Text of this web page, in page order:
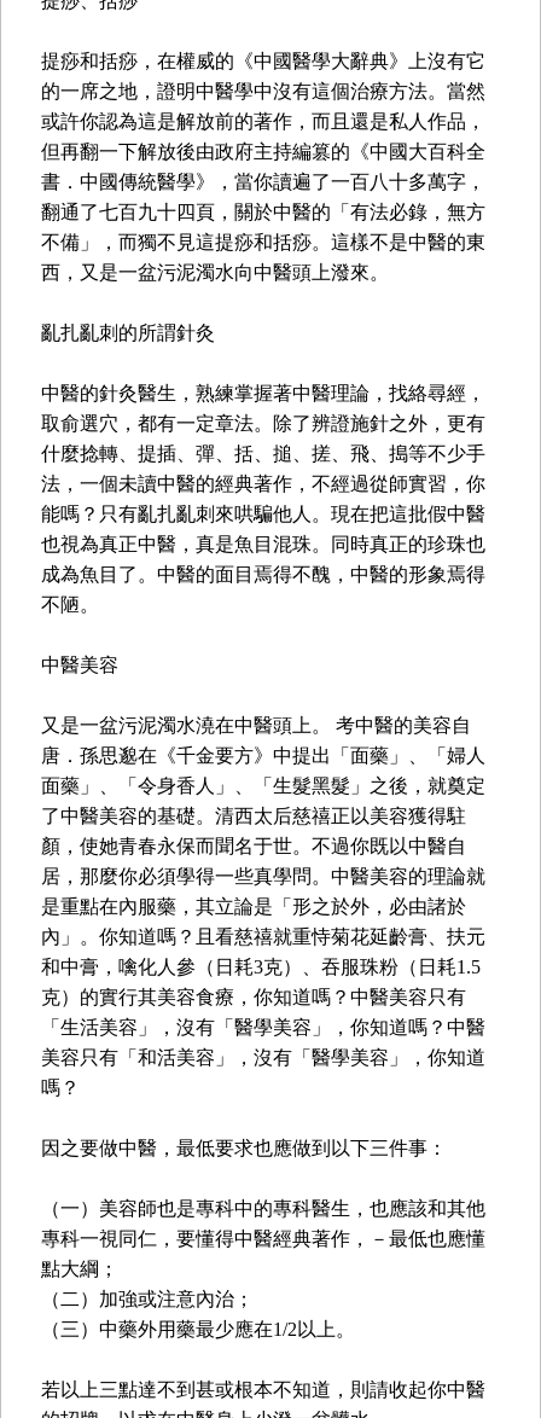
提痧和括痧，在權威的《中國醫學大辭典》上沒有它
的一席之地，證明中醫學中沒有這個治療方法。當然
或許你認為這是解放前的著作，而且還是私人作品，
但再翻一下解放後由政府主持編篡的《中國大百科全
書．中國傳統醫學》，當你讀遍了一百八十多萬字，
翻通了七百九十四頁，關於中醫的「有法必錄，無方
不備」，而獨不見這提痧和括痧。這樣不是中醫的東
西，又是一盆污泥濁水向中醫頭上潑來。
亂扎亂刺的所謂針灸
中醫的針灸醫生，熟練掌握著中醫理論，找絡尋經，
取俞選穴，都有一定章法。除了辨證施針之外，更有
什麼捻轉、提插、彈、括、搥、搓、飛、搗等不少手
法，一個未讀中醫的經典著作，不經過從師實習，你
能嗎？只有亂扎亂刺來哄騙他人。現在把這批假中醫
也視為真正中醫，真是魚目混珠。同時真正的珍珠也
成為魚目了。中醫的面目焉得不醜，中醫的形象焉得
不陋。
中醫美容
又是一盆污泥濁水澆在中醫頭上。 考中醫的美容自
唐．孫思邈在《千金要方》中提出「面藥」、「婦人
面藥」、「令身香人」、「生髮黑髮」之後，就奠定
了中醫美容的基礎。清西太后慈禧正以美容獲得駐
顏，使她青春永保而聞名于世。不過你既以中醫自
居，那麼你必須學得一些真學問。中醫美容的理論就
是重點在內服藥，其立論是「形之於外，必由諸於
內」。你知道嗎？且看慈禧就重恃菊花延齡膏、扶元
和中膏，噙化人參（日耗3克）、吞服珠粉（日耗1.5
克）的實行其美容食療，你知道嗎？中醫美容只有
「生活美容」，沒有「醫學美容」，你知道嗎？中醫
美容只有「和活美容」，沒有「醫學美容」，你知道
嗎？
因之要做中醫，最低要求也應做到以下三件事：
（一）美容師也是專科中的專科醫生，也應該和其他
專科一視同仁，要懂得中醫經典著作，－最低也應懂
點大綱；
（二）加強或注意內治；
（三）中藥外用藥最少應在1/2以上。
若以上三點達不到甚或根本不知道，則請收起你中醫